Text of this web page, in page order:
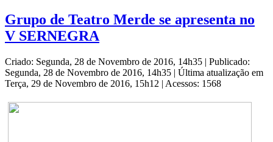
Grupo de Teatro Merde se apresenta no
V SERNEGRA
Criado: Segunda, 28 de Novembro de 2016, 14h35 | Publicado:
Segunda, 28 de Novembro de 2016, 14h35 | Última atualização em
Terça, 29 de Novembro de 2016, 15h12 | Acessos: 1568